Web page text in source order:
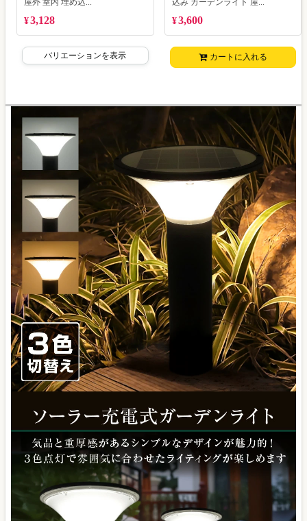
屋外 室内 埋め込...
¥3,128
バリエーションを表示
込み ガーデンライト 屋...
¥3,600
カートに入れる